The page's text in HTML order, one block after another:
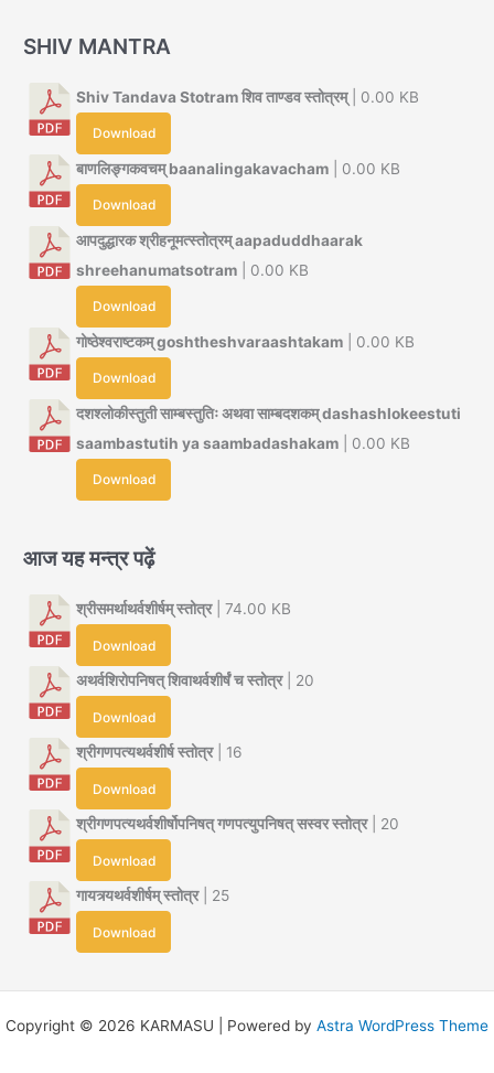
SHIV MANTRA
Shiv Tandava Stotram शिव ताण्डव स्तोत्रम्| 0.00 KB
Download
बाणलिङ्गकवचम् baanalingakavacham | 0.00 KB
Download
आपदुद्धारक श्रीहनूमत्स्तोत्रम् aapaduddhaarak
shreehanumatsotram | 0.00 KB
Download
गोष्ठेश्वराष्टकम् goshtheshvaraashtakam | 0.00 KB
Download
दशश्लोकीस्तुती साम्बस्तुतिः अथवा साम्बदशकम् dashashlokeestuti
saambastutih ya saambadashakam | 0.00 KB
Download
आज यह मन्त्र पढ़ें
श्रीसमर्थाथर्वशीर्षम् स्तोत्र| 74.00 KB
Download
अथर्वशिरोपनिषत् शिवाथर्वशीर्षं च स्तोत्र| 20
Download
श्रीगणपत्यथर्वशीर्ष स्तोत्र| 16
Download
श्रीगणपत्यथर्वशीर्षोपनिषत् गणपत्युपनिषत् सस्वर स्तोत्र| 20
Download
गायत्र्यथर्वशीर्षम् स्तोत्र| 25
Download
Copyright © 2026 KARMASU | Powered by Astra WordPress Theme